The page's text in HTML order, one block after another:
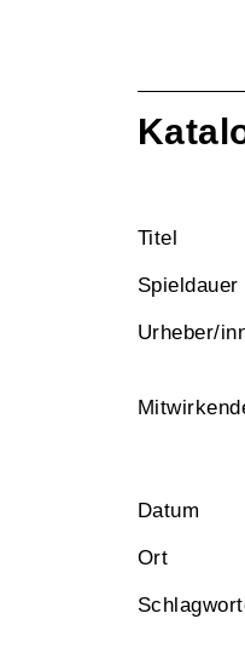
Titel
Spieldauer
Urheber/
Datum
Ort